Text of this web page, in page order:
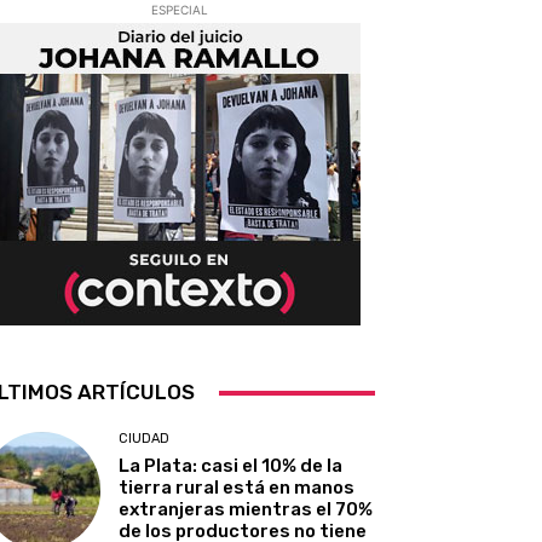
ESPECIAL
ARTÍCULOS
CIUDAD
La Plata: casi el 10% de la
tierra rural está en manos
extranjeras mientras el 70%
de los productores no tiene